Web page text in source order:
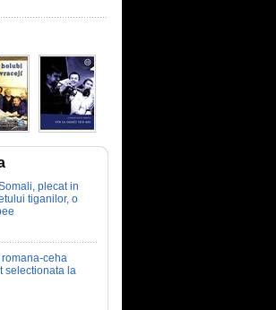
plecat in
tiganilor, o
ceha
selectionata la